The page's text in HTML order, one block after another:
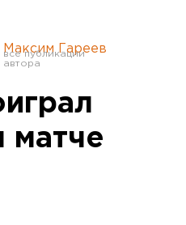
Максим Гареев
матче